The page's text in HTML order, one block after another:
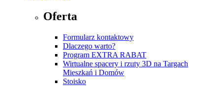
Oferta
Formularz kontaktowy
Dlaczego warto?
Program EXTRA RABAT
Wirtualne spacery i rzuty 3D na Targach
Mieszkań i Domów
Stoisko